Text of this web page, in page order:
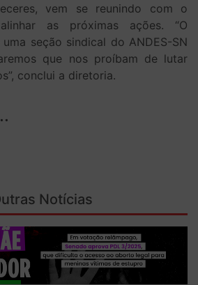
vem se reunindo com o
as próximas ações. “O
seção sindical do ANDES-SN
que nos proíbam de lutar
conclui a diretoria.
Notícias